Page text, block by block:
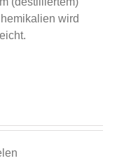
wird